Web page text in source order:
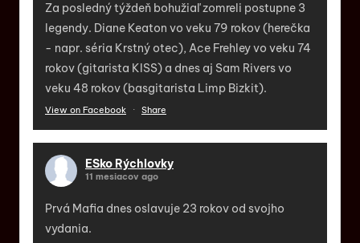
Za posledný týždeň bohužiaľ zomreli postupne 3
legendy. Diane Keaton vo veku 79 rokov (herečka
- napr. séria Krstný otec), Ace Frehley vo veku 74
rokov (gitarista KISS) a dnes aj Sam Rivers vo
veku 48 rokov (basgitarista Limp Bizkit).
View on Facebook · Share
ESko Rýchlovky
11 mesiacov ago
Prvá Mafia dnes oslavuje 23 rokov od svojho
vydania.